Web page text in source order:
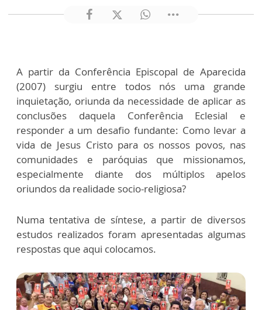
A partir da Conferência Episcopal de Aparecida
(2007) surgiu entre todos nós uma grande
inquietação, oriunda da necessidade de aplicar as
conclusões daquela Conferência Eclesial e
responder a um desafio fundante: Como levar a
vida de Jesus Cristo para os nossos povos, nas
comunidades e paróquias que missionamos,
especialmente diante dos múltiplos apelos
oriundos da realidade socio-religiosa?
Numa tentativa de síntese, a partir de diversos
estudos realizados foram apresentadas algumas
respostas que aqui colocamos.